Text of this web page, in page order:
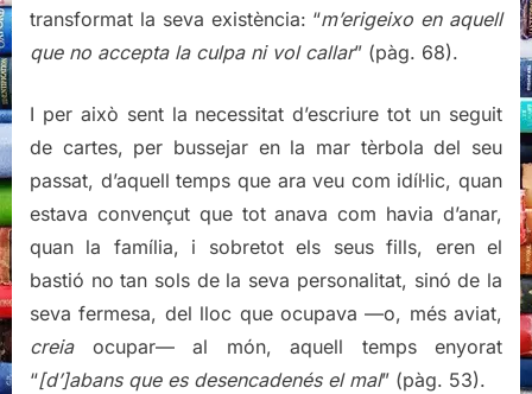
transformat la seva existència: “m’erigeixo en aquell
que no accepta la culpa ni vol callar” (pàg. 68).
I per això sent la necessitat d’escriure tot un seguit
de cartes, per bussejar en la mar tèrbola del seu
passat, d’aquell temps que ara veu com idíl·lic, quan
estava convençut que tot anava com havia d’anar,
quan la família, i sobretot els seus fills, eren el
bastió no tan sols de la seva personalitat, sinó de la
seva fermesa, del lloc que ocupava —o, més aviat,
creiaocupar— al món, aquell temps enyorat
“[d’]abans que es desencadenés el mal” (pàg. 53).